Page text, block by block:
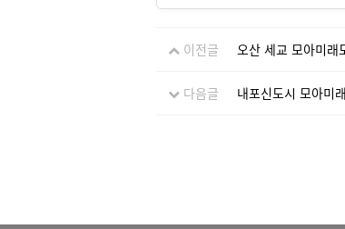
이전글 오산 세교 모아미래
다음글 내포신도시 모아미